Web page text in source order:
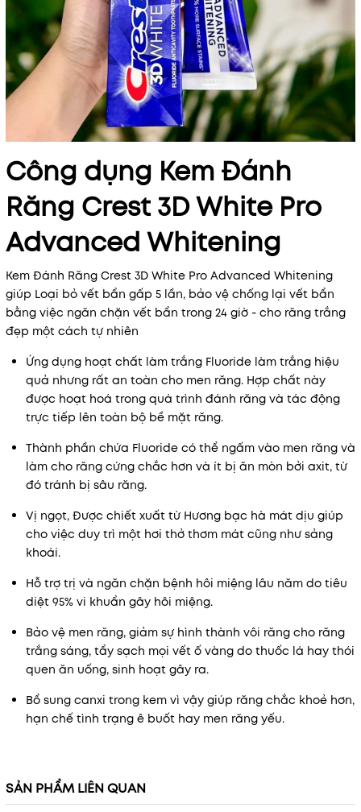
Công dụng Kem Đánh
Răng Crest 3D White Pro
Advanced Whitening
Kem Đánh Răng Crest 3D White Pro Advanced Whitening
giúp Loại bỏ vết bẩn gấp 5 lần, bảo vệ chống lại vết bẩn
bằng việc ngăn chặn vết bẩn trong 24 giờ - cho răng trắng
đẹp một cách tự nhiên
Ứng dụng hoạt chất làm trắng Fluoride làm trắng hiệu
quả nhưng rất an toàn cho men răng. Hợp chất này
được hoạt hoá trong quá trình đánh răng và tác động
trực tiếp lên toàn bộ bề mặt răng.
Thành phần chứa Fluoride có thể ngấm vào men răng và
làm cho răng cứng chắc hơn và ít bị ăn mòn bởi axit, từ
đó tránh bị sâu răng.
Vị ngọt, Được chiết xuất từ Hương bạc hà mát dịu giúp
cho việc duy trì một hơi thở thơm mát cũng như sảng
khoái.
Hỗ trợ trị và ngăn chặn bệnh hôi miệng lâu năm do tiêu
diệt 95% vi khuẩn gây hôi miệng.
Bảo vệ men răng, giảm sự hình thành vôi răng cho răng
trắng sáng, tẩy sạch mọi vết ố vàng do thuốc lá hay thói
quen ăn uống, sinh hoạt gây ra.
Bổ sung canxi trong kem vì vậy giúp răng chắc khoẻ hơn,
hạn chế tình trạng ê buốt hay men răng yếu.
SẢN PHẨM LIÊN QUAN